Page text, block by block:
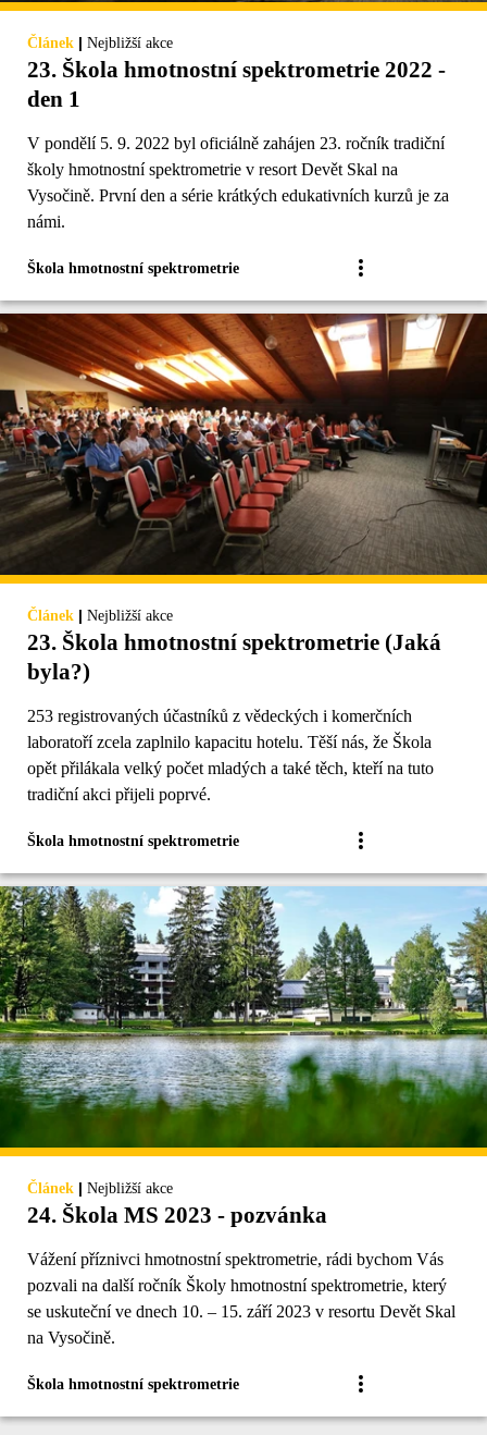
Článek | Nejbližší akce
23. Škola hmotnostní spektrometrie 2022 -
den 1
V pondělí 5. 9. 2022 byl oficiálně zahájen 23. ročník tradiční
školy hmotnostní spektrometrie v resort Devět Skal na
Vysočině. První den a série krátkých edukativních kurzů je za
námi.
Škola hmotnostní spektrometrie
Článek | Nejbližší akce
23. Škola hmotnostní spektrometrie (Jaká
byla?)
253 registrovaných účastníků z vědeckých i komerčních
laboratoří zcela zaplnilo kapacitu hotelu. Těší nás, že Škola
opět přilákala velký počet mladých a také těch, kteří na tuto
tradiční akci přijeli poprvé.
Škola hmotnostní spektrometrie
Článek | Nejbližší akce
24. Škola MS 2023 - pozvánka
Vážení příznivci hmotnostní spektrometrie, rádi bychom Vás
pozvali na další ročník Školy hmotnostní spektrometrie, který
se uskuteční ve dnech 10. – 15. září 2023 v resortu Devět Skal
na Vysočině.
Škola hmotnostní spektrometrie